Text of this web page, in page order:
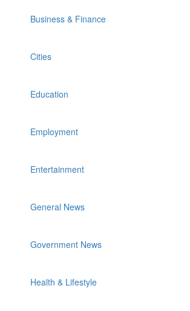
Business & Finance
Cities
Education
Employment
Entertainment
General News
Government News
Health & Lifestyle